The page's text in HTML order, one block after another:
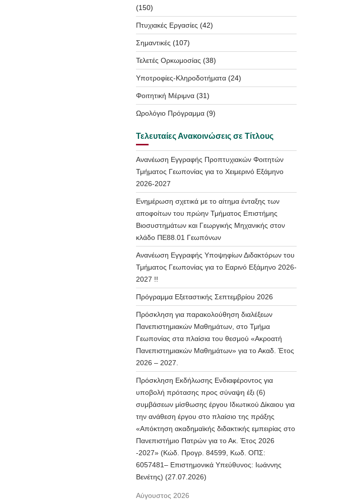
(150)
Πτυχιακές Εργασίες (42)
Σημαντικές (107)
Τελετές Ορκωμοσίας (38)
Υποτροφίες-Κληροδοτήματα(24)
Φοιτητική Μέριμνα(31)
Ωρολόγιο Πρόγραμμα(9)
Τελευταίες Ανακοινώσεις σε Τίτλους
Ανανέωση Εγγραφής Προπτυχιακών Φοιτητών
Τμήματος Γεωπονίας για το Χειμερινό Εξάμηνο
2026-2027
Ενημέρωση σχετικά με το αίτημα ένταξης των
αποφοίτων του πρώην Τμήματος Επιστήμης
Βιοσυστημάτων και Γεωργικής Μηχανικής στον
κλάδο ΠΕ88.01 Γεωπόνων
Ανανέωση Εγγραφής Υποψηφίων Διδακτόρων του
Τμήματος Γεωπονίας για το Εαρινό Εξάμηνο 2026-
2027 !!
Πρόγραμμα Εξεταστικής Σεπτεμβρίου 2026
Πρόσκληση για παρακολούθηση διαλέξεων
Πανεπιστημιακών Μαθημάτων, στο Τμήμα
Γεωπονίας στα πλαίσια του θεσμού «Ακροατή
Πανεπιστημιακών Μαθημάτων» για το Ακαδ. Έτος
2026 – 2027.
Πρόσκληση Εκδήλωσης Ενδιαφέροντος για
υποβολή πρότασης προς σύναψη έξι (6)
συμβάσεων μίσθωσης έργου Ιδιωτικού Δίκαιου για
την ανάθεση έργου στο πλαίσιο της πράξης
«Απόκτηση ακαδημαϊκής διδακτικής εμπειρίας στο
Πανεπιστήμιο Πατρών για το Ακ. Έτος 2026
-2027» (Κώδ. Προγρ. 84599, Κωδ. ΟΠΣ:
6057481– Επιστημονικά Υπεύθυνος: Ιωάννης
Βενέτης) (27.07.2026)
Αύγουστος 2026